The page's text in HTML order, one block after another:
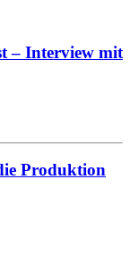
– Interview mit
Produktion